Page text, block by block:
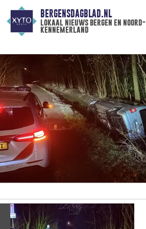
BERGENSDAGBLAD.NL
lokaal nieuws bergen en noord-
kennemerland